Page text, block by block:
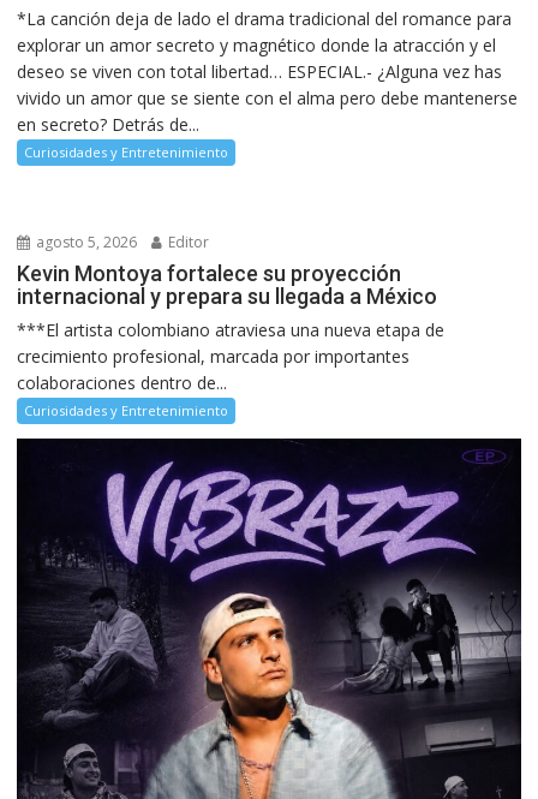
*La canción deja de lado el drama tradicional del romance para
explorar un amor secreto y magnético donde la atracción y el
deseo se viven con total libertad… ESPECIAL.- ¿Alguna vez has
vivido un amor que se siente con el alma pero debe mantenerse
en secreto? Detrás de...
Curiosidades y Entretenimiento
agosto 5, 2026 Editor
Kevin Montoya fortalece su proyección
internacional y prepara su llegada a México
***El artista colombiano atraviesa una nueva etapa de
crecimiento profesional, marcada por importantes
colaboraciones dentro de...
Curiosidades y Entretenimiento